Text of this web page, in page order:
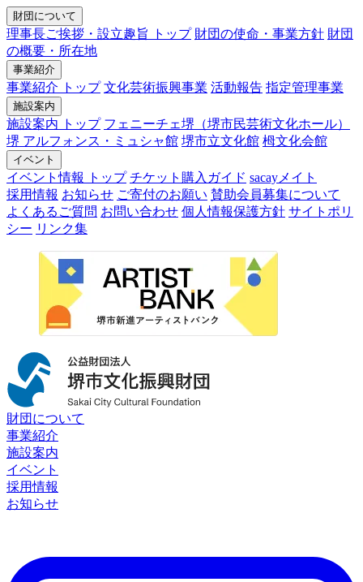
財団について
理事長ご挨拶・設立趣旨 トップ 財団の使命・事業方針 財団
の概要・所在地
事業紹介
事業紹介 トップ 文化芸術振興事業 活動報告 指定管理事業
施設案内
施設案内 トップ フェニーチェ堺（堺市民芸術文化ホール）
堺 アルフォンス・ミュシャ館 堺市立文化館 栂文化会館
イベント
イベント情報 トップ チケット購入ガイド sacayメイト
採用情報 お知らせ ご寄付のお願い 賛助会員募集について
よくあるご質問 お問い合わせ 個人情報保護方針 サイトポリ
シー リンク集
財団について
事業紹介
施設案内
イベント
採用情報
お知らせ